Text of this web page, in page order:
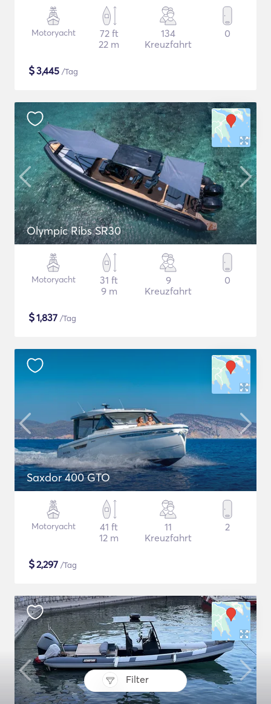
Filter
Motoryacht
72 ft
22 m
134
Kreuzfahrt
0
$3,445 /Tag
Olympic Ribs SR30
Motoryacht
31 ft
9 m
9
Kreuzfahrt
0
$1,837 /Tag
Saxdor 400 GTO
Motoryacht
41 ft
12 m
11
Kreuzfahrt
2
$2,297 /Tag